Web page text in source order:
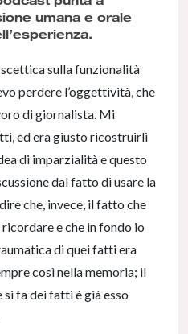
umana e orale
sulla funzionalità
perdere l’oggettività, che
di giornalista. Mi
ed era giusto ricostruirli
di imparzialità e questo
dal fatto di usare la
che, invece, il fatto che
e che in fondo io
di quei fatti era
così nella memoria; il
fa dei fatti è già esso